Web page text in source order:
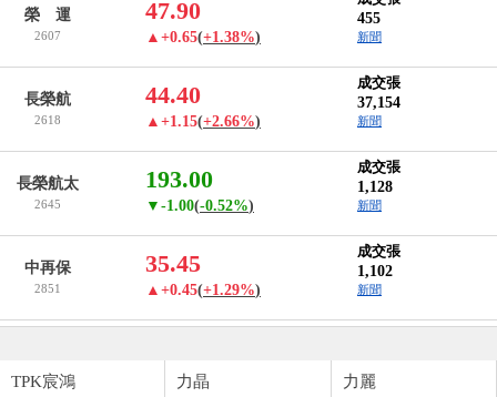
榮 運
2607
47.90
▲+0.65(+1.38%)
455
新聞
長榮航
2618
44.40
▲+1.15(+2.66%)
成交張
37,154
新聞
長榮航太
2645
193.00
▼-1.00(-0.52%)
成交張
1,128
新聞
中再保
2851
35.45
▲+0.45(+1.29%)
成交張
1,102
新聞
TPK宸鴻 力晶 力麗